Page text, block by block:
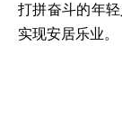
打拼奋斗的年
实现安居乐业。